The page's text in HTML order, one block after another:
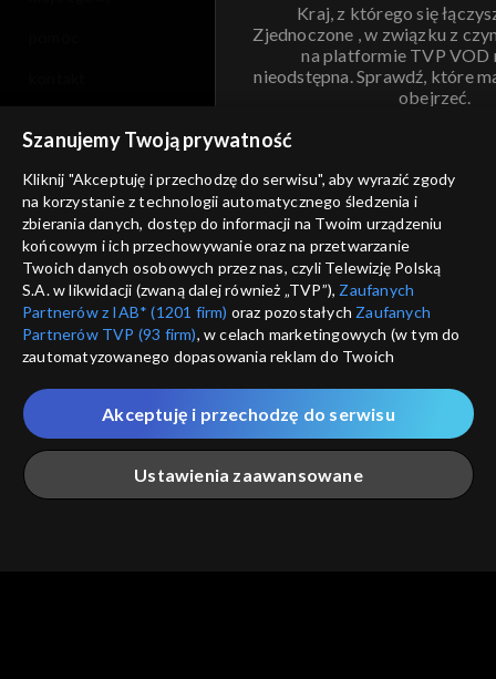
Kraj, z którego się
Zjednoczone , w związku z
na platformie TVP VOD
nieodstępna. Sprawdź, które
obejrzeć.
ANULUJ
informacje o dostawcy usług
Szanujemy Twoją prywatność
Kliknij "Akceptuję i przechodzę do serwisu", aby wyrazić zgody
na korzystanie z technologii automatycznego śledzenia i
zbierania danych, dostęp do informacji na Twoim urządzeniu
końcowym i ich przechowywanie oraz na przetwarzanie
Twoich danych osobowych przez nas, czyli Telewizję Polską
S.A. w likwidacji (zwaną dalej również „TVP”), Zaufanych
Partnerów z IAB* (1201 firm) oraz pozostałych Zaufanych
Partnerów TVP (93 firm), w celach marketingowych (w tym do
zautomatyzowanego dopasowania reklam do Twoich
które wskazujemy poniżej, a także zgody na udostępnianie
przez nas identyfikatora PPID do Google.
Twoje dane osobowe zbierane podczas odwiedzania przez
Ciebie naszych
poszczególnych serwisówzwanych dalej
„Portalem”, w tym informacje zapisywane za pomocą
Ustawienia zaawansowane
Akceptuję i przechodzę do serwisu